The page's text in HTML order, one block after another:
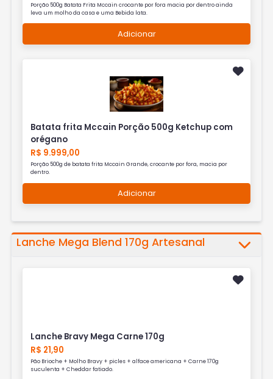
Porção 500g Batata Frita Mccain crocante por fora macia por dentro ainda
leva um molho da casa e uma Bebida lata.
Adicionar
Batata frita Mccain Porção 500g Ketchup com
orégano
R$ 9.999,00
Porção 500g de batata frita Mccain Grande, crocante por fora, macia por
dentro.
Adicionar
Lanche Mega Blend 170g Artesanal
Lanche Bravy Mega Carne 170g
R$ 21,90
Pão Brioche + Molho Bravy + picles + alface americana + Carne 170g
suculenta + Cheddar fatiado.